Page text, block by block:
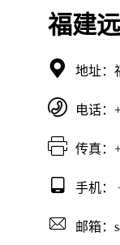
福建
 地址：
 电话：
 传真：
 手机：
 邮箱：